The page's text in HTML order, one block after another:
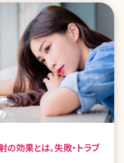
効果とは。失敗・トラブ